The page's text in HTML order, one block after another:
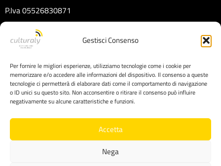
Gestisci Consenso
Per fornire le migliori esperienze, utilizziamo tecnologie come i cookie per
memorizzare e/o accedere alle informazioni del dispositivo. Il consenso a queste
tecnologie ci permetterà di elaborare dati come il comportamento di navigazione
o ID unici su questo sito. Non acconsentire o ritirare il consenso può influire
negativamente su alcune caratteristiche e funzioni.
Accetta
Nega
P.Iva 05526830871
REA CT404199
Capitale sociale € 10.000 I.V.
Copyright © 2025 Management Advisor srl